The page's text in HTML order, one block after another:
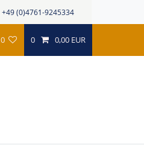
+49 (0)4761-9245334
0 0 0,00 EUR